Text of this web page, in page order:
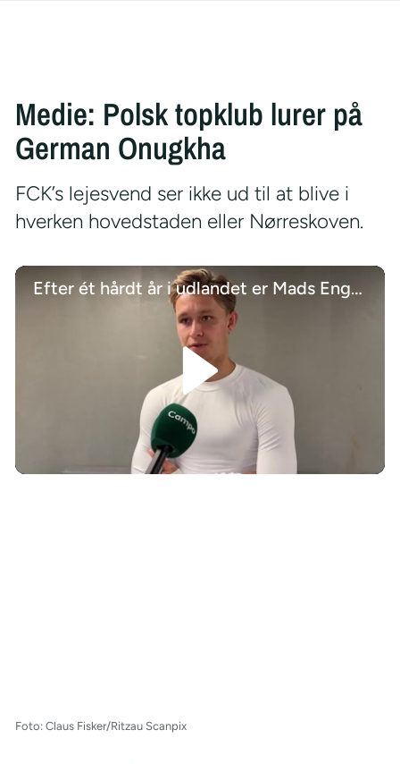
Medie: Polsk topklub lurer på
German Onugkha
FCK’s lejesvend ser ikke ud til at blive i
hverken hovedstaden eller Nørreskoven.
Efter ét hårdt år i udlandet er Mads Enggård hjemme i Danmark igen, og det har han haft brug for:
/
Foto: Claus Fisker/Ritzau Scanpix